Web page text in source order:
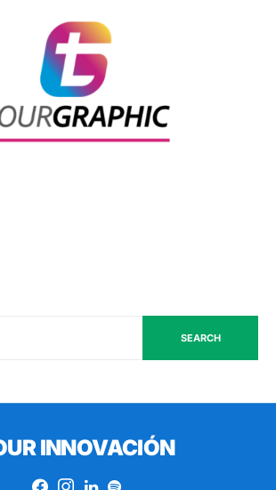
SEARCH
INNOVACIÓN